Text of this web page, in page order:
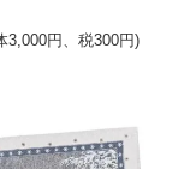
3,000円、税300円)